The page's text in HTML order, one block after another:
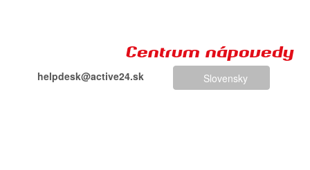
helpdesk@active24.sk
Centrum nápovedy
Slovensky